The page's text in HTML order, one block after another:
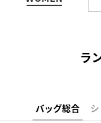
ラ
バッグ総合